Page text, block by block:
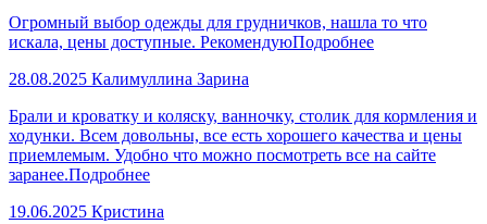
Огромный выбор одежды для грудничков, нашла то что
искала, цены доступные. РекомендуюПодробнее
28.08.2025 Калимуллина Зарина
Брали и кроватку и коляску, ванночку, столик для кормления и
ходунки. Всем довольны, все есть хорошего качества и цены
приемлемым. Удобно что можно посмотреть все на сайте
заранее.Подробнее
19.06.2025 Кристина